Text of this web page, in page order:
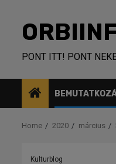
content
PONT ITT! PONT
Home 2020 március
Kulturblog